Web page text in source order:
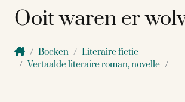
Ooit waren er
Boeken
Literaire fictie
Vertaalde literaire roman, novelle